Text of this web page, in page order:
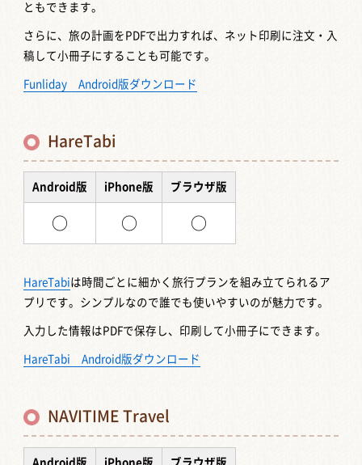
ともできます。
さらに、旅の計画をPDFで出力すれば、ネット印刷に注文・入
稿して小冊子にすることも可能です。
Funliday Android版ダウンロード
HareTabi
Android版 iPhone版 ブラウザ版
○ ○ ○
HareTabiは時間ごとに細かく旅行プランを組み立てられるア
プリです。シンプルなので誰でも使いやすいのが魅力です。
入力した情報はPDFで保存し、印刷して小冊子にできます。
HareTabi Android版ダウンロード
NAVITIME Travel
Android版 iPhone版 ブラウザ版